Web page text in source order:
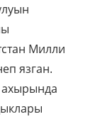
Милли
язган.